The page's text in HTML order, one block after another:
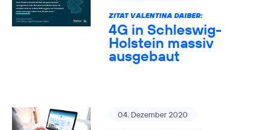
ZITAT VALENTINA DAIBER:
4G in Schleswig-
Holstein massiv
ausgebaut
04. Dezember 2020